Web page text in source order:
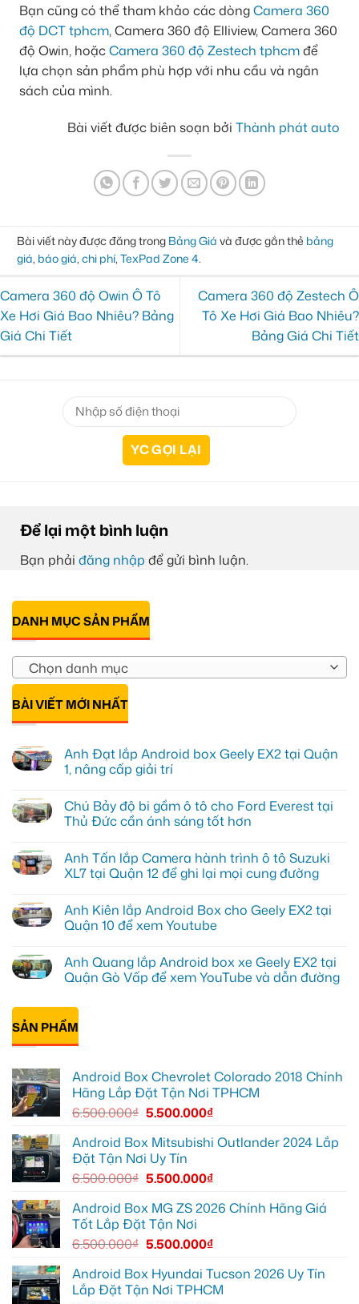
Bạn cũng có thể tham khảo các dòngCamera 360
độ DCT tphcm, Camera 360 độ Elliview, Camera 360
độ Owin, hoặcCamera 360 độ Zestech tphcmđể
lựa chọn sản phẩm phù hợp với nhu cầu và ngân
sách của mình.
Bài viết được biên soạn bởi Thành phát auto
Bài viết này được đăng trong Bảng Giá và được gắn thẻ bảng
giá, báo giá, chi phí, TexPad Zone 4.
Camera 360 độ Owin Ô Tô
Xe Hơi Giá Bao Nhiêu? Bảng
Giá Chi Tiết
Camera 360 độ Zestech Ô
Tô Xe Hơi Giá Bao Nhiêu?
Bảng Giá Chi Tiết
Để lại một bình luận
Bạn phải đăng nhập để gửi bình luận.
DANH MỤC SẢN PHẨM
Chọn danh mục
BÀI VIẾT MỚI NHẤT
Anh Đạt lắp Android box Geely EX2 tại Quận
1, nâng cấp giải trí
bình
luận
ở
lắp
Android
box
tại
Quận
1,
giải
trí
Chú Bảy độ bi gầm ô tô cho Ford Everest tại
Thủ Đức cần ánh sáng tốt hơn
bình
luận
ở
độ
bi
gầm
cho
Ford
Everest
Đức
cần
ánh
sáng
Anh Tấn lắp Camera hành trình ô tô Suzuki
XL7 tại Quận 12 để ghi lại mọi cung đường
bình
luận
ở
lắp
Camera
hành
Suzuki
XL7
tại
ghi
mọi
cung
Anh Kiên lắp Android Box cho Geely EX2 tại
Quận 10 để xem Youtube
bình
luận
ở
Android
Box
cho
tại
Quận
xem
Anh Quang lắp Android box xe Geely EX2 tại
Quận Gò Vấp để xem YouTube và dẫn đường
có
luận
ở
Anh
Android
box
Geely
EX2
Quận
Gò
Vấp
xem
dẫn
đường
SẢN PHẨM
Android Box Chevrolet Colorado 2018 Chính
Hãng Lắp Đặt Tận Nơi TPHCM
6.500.000₫ 5.500.000₫
Android Box Mitsubishi Outlander 2024 Lắp
Đặt Tận Nơi Uy Tín
6.500.000₫ 5.500.000₫
Android Box MG ZS 2026 Chính Hãng Giá
Tốt Lắp Đặt Tận Nơi
6.500.000₫ 5.500.000₫
Android Box Hyundai Tucson 2026 Uy Tín
Lắp Đặt Tận Nơi TPHCM